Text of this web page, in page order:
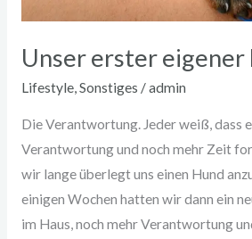
Unser erster eigener
Lifestyle,Sonstiges /admin
Die Verantwortung. Jeder weiß, dass
Verantwortung und noch mehr Zeit
wir lange überlegt uns einen Hund
einigen Wochen hatten wir dann ein
im Haus, noch mehr Verantwortung